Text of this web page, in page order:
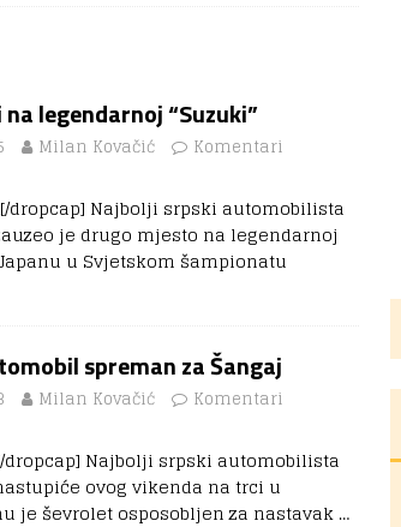
legendarnoj “Suzuki”
Milan Kovačić
Komentari
dropcap] Najbolji srpski automobilista
je drugo mjesto na legendarnoj
u Svjetskom šampionatu
spreman za Šangaj
Milan Kovačić
Komentari
dropcap] Najbolji srpski automobilista
ovog vikenda na trci u
je ševrolet osposobljen za nastavak …